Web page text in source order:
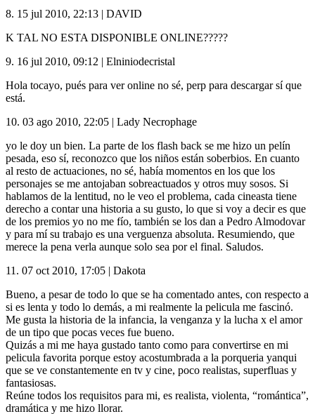
8. 15 jul 2010, 22:13 | DAVID
K TAL NO ESTA DISPONIBLE ONLINE?????
9. 16 jul 2010, 09:12 | Elniniodecristal
Hola tocayo, pués para ver online no sé, perp para descargar sí que
está.
10. 03 ago 2010, 22:05 | Lady Necrophage
yo le doy un bien. La parte de los flash back se me hizo un pelín
pesada, eso sí, reconozco que los niños están soberbios. En cuanto
al resto de actuaciones, no sé, había momentos en los que los
personajes se me antojaban sobreactuados y otros muy sosos. Si
hablamos de la lentitud, no le veo el problema, cada cineasta tiene
derecho a contar una historia a su gusto, lo que si voy a decir es que
de los premios yo no me fío, también se los dan a Pedro Almodovar
y para mí su trabajo es una verguenza absoluta. Resumiendo, que
merece la pena verla aunque solo sea por el final. Saludos.
11. 07 oct 2010, 17:05 | Dakota
Bueno, a pesar de todo lo que se ha comentado antes, con respecto a
si es lenta y todo lo demás, a mi realmente la pelicula me fascinó.
Me gusta la historia de la infancia, la venganza y la lucha x el amor
de un tipo que pocas veces fue bueno.
Quizás a mi me haya gustado tanto como para convertirse en mi
pelicula favorita porque estoy acostumbrada a la porqueria yanqui
que se ve constantemente en tv y cine, poco realistas, superfluas y
fantasiosas.
Reúne todos los requisitos para mi, es realista, violenta, “romántica”,
dramática y me hizo llorar.